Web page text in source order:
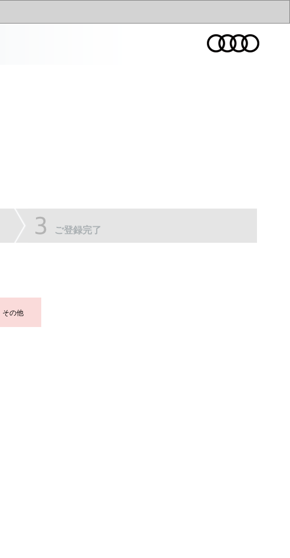
ご登録完了
その他